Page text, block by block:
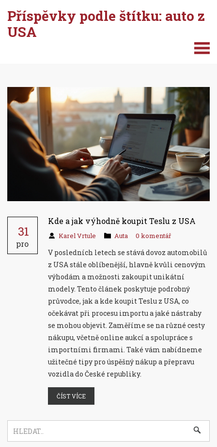
Příspěvky podle štítku: auto z
USA
31
pro
Kde a jak výhodně koupit Teslu z USA
Karel Vrtule Auta 0 komentář
V posledních letech se stává dovoz automobilů
z USA stále oblíbenější, hlavně kvůli cenovým
výhodám a možnosti zakoupit unikátní
modely. Tento článek poskytuje podrobný
průvodce, jak a kde koupit Teslu z USA, co
očekávat při procesu importu a jaké nástrahy
se mohou objevit. Zaměříme se na různé cesty
nákupu, včetně online aukcí a spolupráce s
importními firmami. Také vám nabídneme
užitečné tipy pro úspěšný nákup a přepravu
vozidla do České republiky.
ČÍST VÍCE